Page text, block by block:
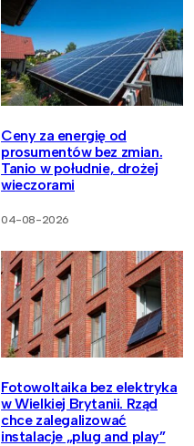
Ceny za energię od
prosumentów bez zmian.
Tanio w południe, drożej
wieczorami
04-08-2026
Fotowoltaika bez elektryka
w Wielkiej Brytanii. Rząd
chce zalegalizować
instalacje „plug and play”